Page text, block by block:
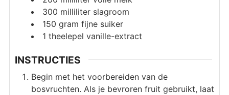
300 milliliter slagroom
150 gram fijne suiker
1 theelepel vanille-extract
INSTRUCTIES
Begin met het voorbereiden van de
bosvruchten. Als je bevroren fruit gebruikt, laat